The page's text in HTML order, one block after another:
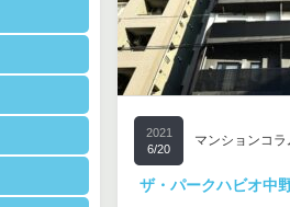
2021
6/20
マンションコラ
ザ・パークハビオ中